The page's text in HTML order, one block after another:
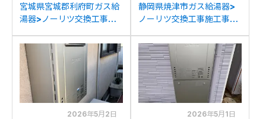
宮城県宮城郡利府町ガス給
湯器>ノーリツ交換工事施
C2042SAWX-MBからノ
ーリツGT-C2072SAW BL
への交換
静岡県焼津市ガス給湯器>
ノーリツ交換工事施工事
A2003SAW(A)からノー
リツGT-C2072SAW BLへ
の交換
2026年5月2日
2026年5月1日